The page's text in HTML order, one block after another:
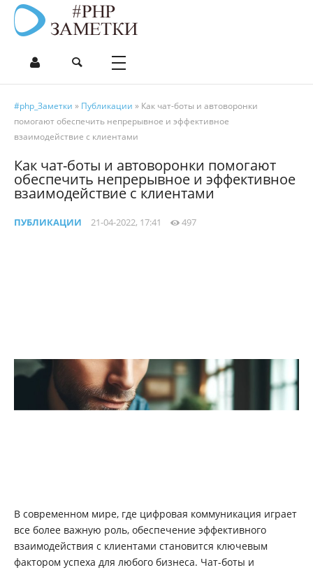
#php_Заметки » Публикации » Как чат-боты и автоворонки
помогают обеспечить непрерывное и эффективное
взаимодействие с клиентами
Как чат-боты и автоворонки помогают
обеспечить непрерывное и эффективное
взаимодействие с клиентами
ПУБЛИКАЦИИ 21-04-2022, 17:41 497
В современном мире, где цифровая коммуникация играет
все более важную роль, обеспечение эффективного
взаимодействия с клиентами становится ключевым
фактором успеха для любого бизнеса. Чат-боты и